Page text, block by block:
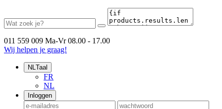
011 559 009 Ma-Vr 08.00 - 17.00
Wij helpen je graag!
NLTaal
FR
NL
Inloggen